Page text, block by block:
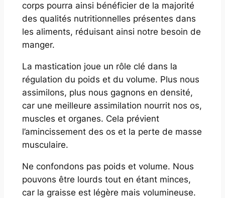
corps pourra ainsi bénéficier de la majorité
des qualités nutritionnelles présentes dans
les aliments, réduisant ainsi notre besoin de
manger.
La mastication joue un rôle clé dans la
régulation du poids et du volume. Plus nous
assimilons, plus nous gagnons en densité,
car une meilleure assimilation nourrit nos os,
muscles et organes. Cela prévient
l’amincissement des os et la perte de masse
musculaire.
Ne confondons pas poids et volume. Nous
pouvons être lourds tout en étant minces,
car la graisse est légère mais volumineuse.